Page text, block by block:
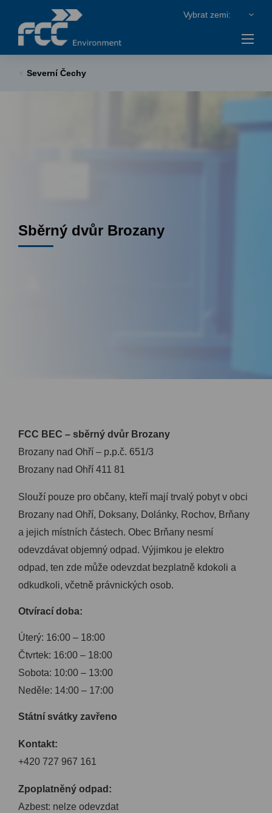
Severní Čechy
Sběrný dvůr Brozany
FCC BEC – sběrný dvůr Brozany
Brozany nad Ohří – p.p.č. 651/3
Brozany nad Ohří 411 81
Slouží pouze pro občany, kteří mají trvalý pobyt v obci
Brozany nad Ohří, Doksany, Dolánky, Rochov, Brňany
a jejich místních částech. Obec Brňany nesmí
odevzdávat objemný odpad. Výjimkou je elektro
odpad, ten zde může odevzdat bezplatně kdokoli a
odkudkoli, včetně právnických osob.
Otvírací doba:
Úterý: 16:00 – 18:00
Čtvrtek: 16:00 – 18:00
Sobota: 10:00 – 13:00
Neděle: 14:00 – 17:00
Státní svátky zavřeno
Kontakt:
+420 727 967 161
Zpoplatněný odpad:
Azbest: nelze odevzdat